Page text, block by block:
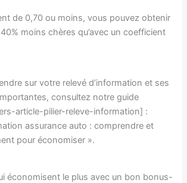
de 0,70 ou moins, vous pouvez obtenir
moins chères qu’avec un coefficient
sur votre relevé d’information et ses
consultez notre guide
article-pilier-releve-information] :
assurance auto : comprendre et
pour économiser ».
économisent le plus avec un bon bonus-